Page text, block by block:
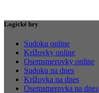
Logické hry
Sudoku online
Krížovky online
Osemsmerovky online
Sudoku na dnes
Krížovka na dnes
Osemsmerovka na dnes